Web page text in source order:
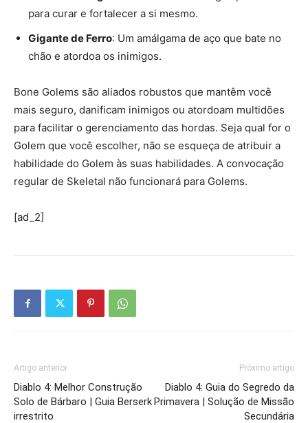
para curar e fortalecer a si mesmo.
Gigante de Ferro: Um amálgama de aço que bate no
chão e atordoa os inimigos.
Bone Golems são aliados robustos que mantêm você
mais seguro, danificam inimigos ou atordoam multidões
para facilitar o gerenciamento das hordas. Seja qual for o
Golem que você escolher, não se esqueça de atribuir a
habilidade do Golem às suas habilidades. A convocação
regular de Skeletal não funcionará para Golems.
[ad_2]
Artigo anterior
Diablo 4: Melhor Construção
Solo de Bárbaro | Guia Berserk
irrestrito
Próximo artigo
Diablo 4: Guia do Segredo da
Primavera | Solução de Missão
Secundária